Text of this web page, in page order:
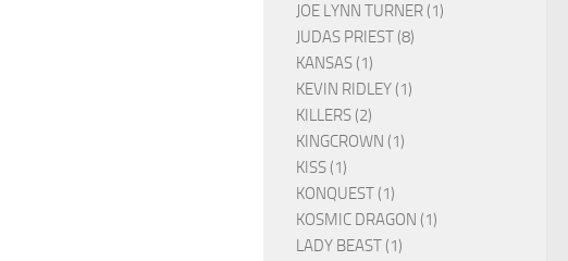
JOE LYNN TURNER (1)
JUDAS PRIEST (8)
KANSAS (1)
KEVIN RIDLEY (1)
KILLERS (2)
KINGCROWN (1)
KISS (1)
KONQUEST (1)
KOSMIC DRAGON (1)
LADY BEAST (1)